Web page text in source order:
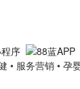
• 服务营销 • 孕